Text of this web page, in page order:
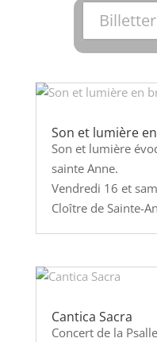
Son et lumière
Son et lumière
sainte Anne.
Vendredi 16 et
Cloître de Sainte-
Cantica Sacra
Concert de la